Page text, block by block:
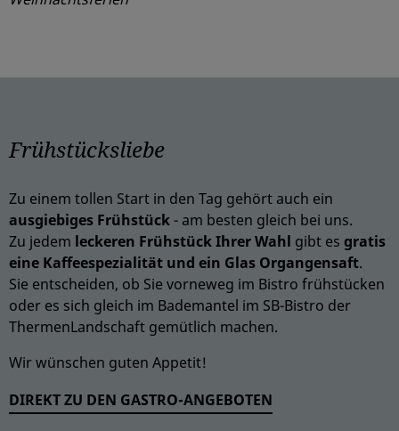
Frühstücksliebe
Zu einem tollen Start in den Tag gehört auch ein
ausgiebiges Frühstück - am besten gleich bei uns.
Zu jedem leckeren Frühstück Ihrer Wahl gibt es gratis
eine Kaffeespezialität und ein Glas Organgensaft.
Sie entscheiden, ob Sie vorneweg im Bistro frühstücken
oder es sich gleich im Bademantel im SB-Bistro der
ThermenLandschaft gemütlich machen.
Wir wünschen guten Appetit!
DIREKT ZU DEN GASTRO-ANGEBOTEN